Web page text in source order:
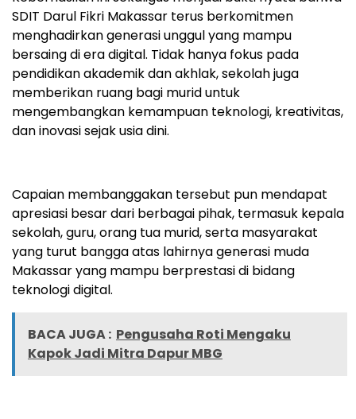
SDIT Darul Fikri Makassar terus berkomitmen
menghadirkan generasi unggul yang mampu
bersaing di era digital. Tidak hanya fokus pada
pendidikan akademik dan akhlak, sekolah juga
memberikan ruang bagi murid untuk
mengembangkan kemampuan teknologi, kreativitas,
dan inovasi sejak usia dini.
Capaian membanggakan tersebut pun mendapat
apresiasi besar dari berbagai pihak, termasuk kepala
sekolah, guru, orang tua murid, serta masyarakat
yang turut bangga atas lahirnya generasi muda
Makassar yang mampu berprestasi di bidang
teknologi digital.
BACA JUGA : Pengusaha Roti Mengaku
Kapok Jadi Mitra Dapur MBG